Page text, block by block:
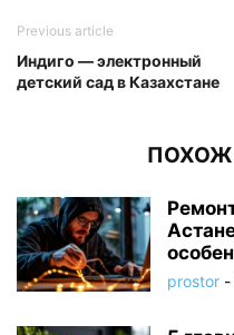
Previous article
Индиго — электронный
детский сад в Казахстане
prostor -